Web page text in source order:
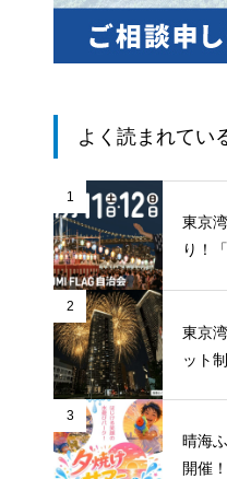
よく読まれてい
1
東京
り！
2
東京
ット
3
晴海
開催